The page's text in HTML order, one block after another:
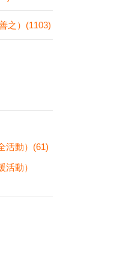
之）(1103)
活動）(61)
動）